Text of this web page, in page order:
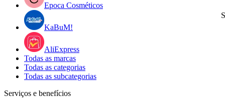
Epoca Cosméticos
KaBuM!
AliExpress
Todas as marcas
Todas as categorias
Todas as subcategorias
Serviços e benefícios